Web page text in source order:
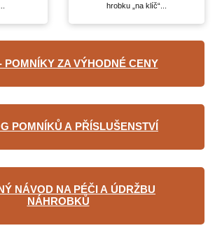
hrobku „na klíč“...
POMNÍKY ZA VÝHODNÉ CENY
POMNÍKŮ A PŘÍSLUŠENSTVÍ
NÁVOD NA PÉČI A ÚDRŽBU
NÁHROBKŮ